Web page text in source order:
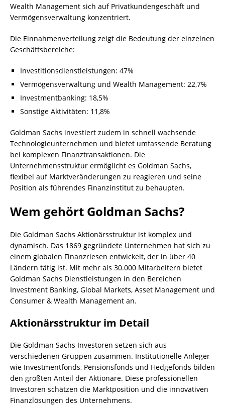
Wealth Management sich auf Privatkundengeschäft und
Vermögensverwaltung konzentriert.
Die Einnahmenverteilung zeigt die Bedeutung der einzelnen
Geschäftsbereiche:
Investitionsdienstleistungen: 47%
Vermögensverwaltung und Wealth Management: 22,7%
Investmentbanking: 18,5%
Sonstige Aktivitäten: 11,8%
Goldman Sachs investiert zudem in schnell wachsende
Technologieunternehmen und bietet umfassende Beratung
bei komplexen Finanztransaktionen. Die
Unternehmensstruktur ermöglicht es Goldman Sachs,
flexibel auf Marktveränderungen zu reagieren und seine
Position als führendes Finanzinstitut zu behaupten.
Wem gehört Goldman Sachs?
Die Goldman Sachs Aktionärsstruktur ist komplex und
dynamisch. Das 1869 gegründete Unternehmen hat sich zu
einem globalen Finanzriesen entwickelt, der in über 40
Ländern tätig ist. Mit mehr als 30.000 Mitarbeitern bietet
Goldman Sachs Dienstleistungen in den Bereichen
Investment Banking, Global Markets, Asset Management und
Consumer & Wealth Management an.
Aktionärsstruktur im Detail
Die Goldman Sachs Investoren setzen sich aus
verschiedenen Gruppen zusammen. Institutionelle Anleger
wie Investmentfonds, Pensionsfonds und Hedgefonds bilden
den größten Anteil der Aktionäre. Diese professionellen
Investoren schätzen die Marktposition und die innovativen
Finanzlösungen des Unternehmens.